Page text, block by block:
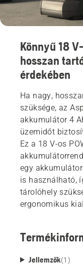
Könnyű 18
hosszan
érdekében
Ha nagy,
szüksége, az
akkumulátor 4
üzemidőt
Ez a 18 V-os
egy
is használható,
tárolóhely
ergonomikus
Jellemzők(1 )